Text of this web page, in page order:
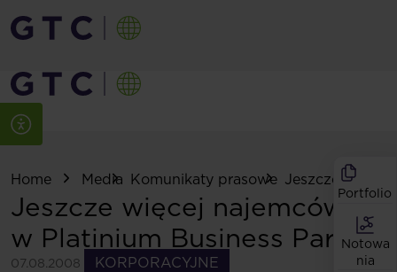
Portfolio
Notowa
nia
Home Media Komunikaty prasowe Jeszcze więcej
Jeszcze więcej najemców
w Platinium Business Park
07.08.2008
KORPORACYJNE